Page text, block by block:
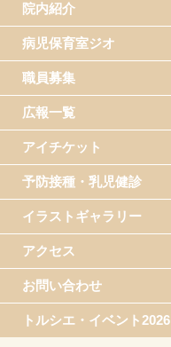
院内紹介
病児保育室ジオ
職員募集
広報一覧
アイチケット
予防接種・乳児健診
イラストギャラリー
アクセス
お問い合わせ
トルシエ・イベント2026